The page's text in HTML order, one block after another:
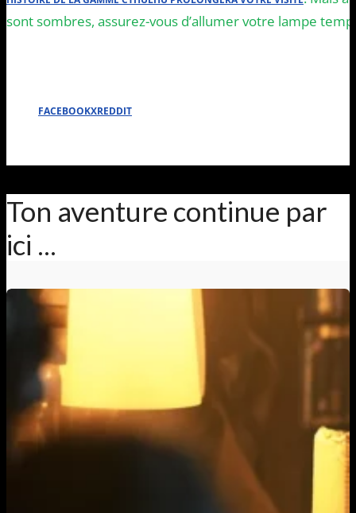
sont sombres, assurez-vous d’allumer votre lampe
FACEBOOKXREDDIT
Ton aventure continue par
ici ...